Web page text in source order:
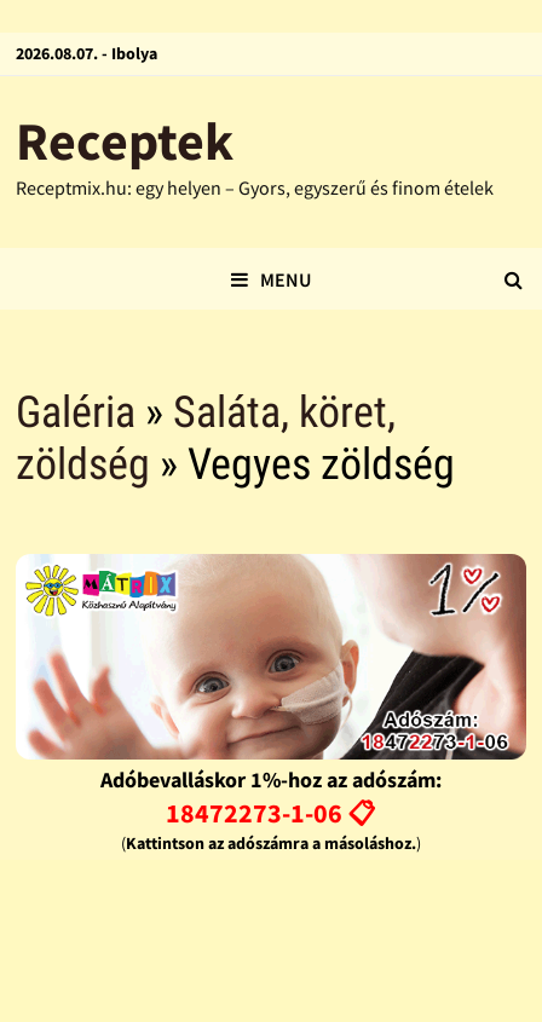
2026.08.07. - Ibolya
Receptek
Receptmix.hu: egy helyen – Gyors, egyszerű és finom ételek
MENU
Galéria » Saláta, köret,
zöldség » Vegyes zöldség
Adóbevalláskor 1%-hoz az adószám:
18472273-1-06 📋
(Kattintson az adószámra a másoláshoz.)